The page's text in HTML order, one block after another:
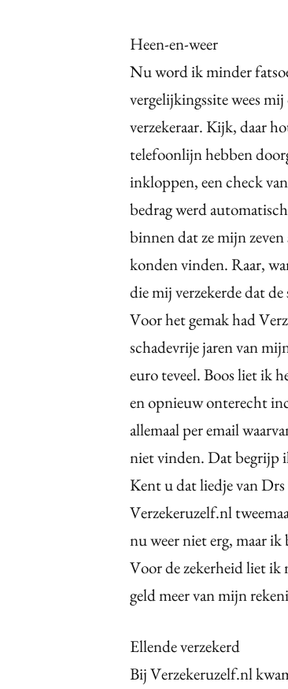
Heen-en-weer
Nu word ik minder
vergelijkingssite wees
verzekeraar. Kijk, daar
telefoonlijn hebben
inkloppen, een check
bedrag werd
binnen dat ze mijn
konden vinden. Raar,
die mij verzekerde dat de
Voor het gemak had
schadevrije jaren van
euro teveel. Boos liet ik
en opnieuw onterecht
allemaal per email
niet vinden. Dat begrijp
Kent u dat liedje van
Verzekeruzelf.nl
nu weer niet erg, maar
Voor de zekerheid liet ik
geld meer van mijn
Ellende verzekerd
Bij Verzekeruzelf.nl